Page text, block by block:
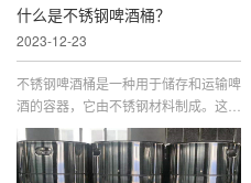
什么是不锈钢啤酒桶？
2023-12-23
不锈钢啤酒桶是一种用于储存和运输啤
酒的容器，它由不锈钢材料制成。这种
类型的啤酒桶通常用于商业啤酒生产和
酒吧供应，因为不锈钢具有耐腐蚀、耐
高温和耐压的特性，使其成为理想的储